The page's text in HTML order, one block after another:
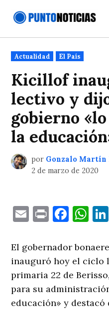
Publicado
en
Actualidad El País
Kicillof
lectivo y
gobierno
la
por Gonzalo Martín
2 de marzo de 2020
EmailPrint
El gobernador
inauguró hoy el ciclo
primaria 22 de
para su
educación» y